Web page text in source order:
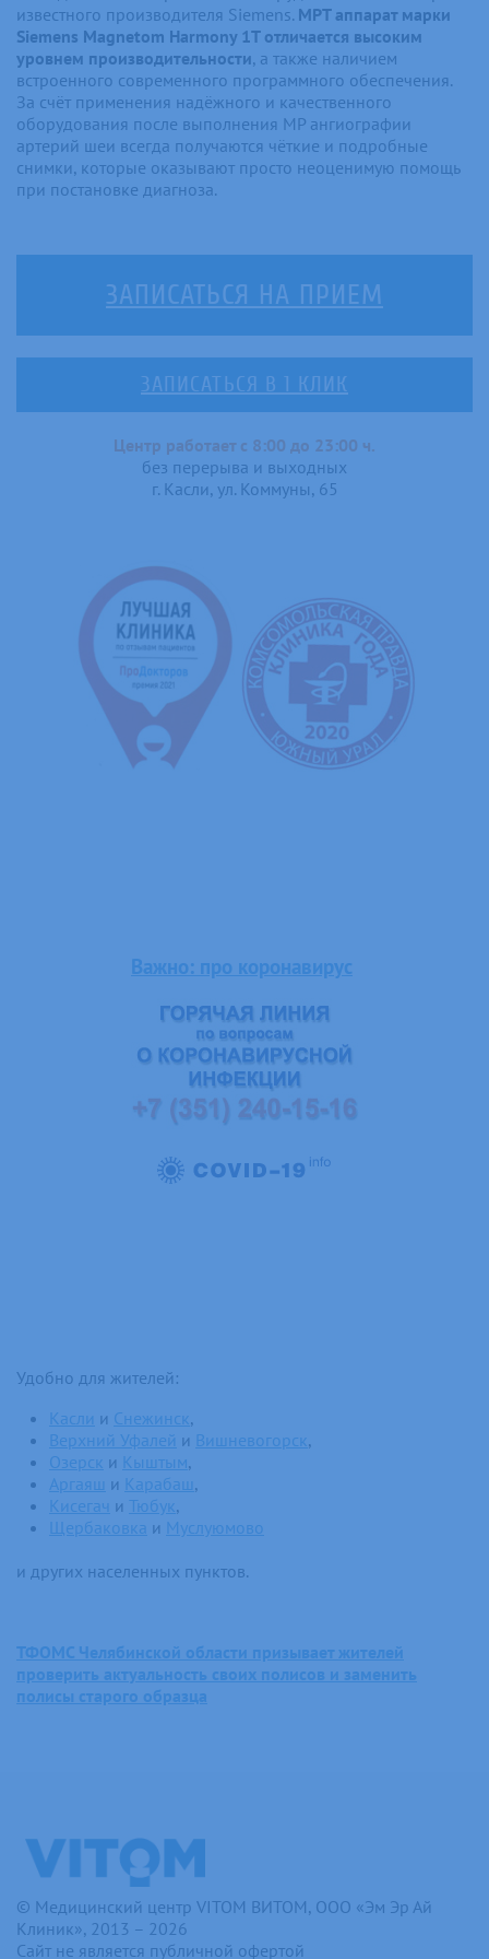
известного производителя Siemens. МРТ аппарат марки
Siemens Magnetom Harmony 1T отличается высоким
уровнем производительности, а также наличием
встроенного современного программного обеспечения.
За счёт применения надёжного и качественного
оборудования после выполнения МР ангиографии
артерий шеи всегда получаются чёткие и подробные
снимки, которые оказывают просто неоценимую помощь
при постановке диагноза.
ЗАПИСАТЬСЯ НА ПРИЕМ
ЗАПИСАТЬСЯ В 1 КЛИК
Центр работает с 8:00 до 23:00 ч.
без перерыва и выходных
г. Касли, ул. Коммуны, 65
Важно: про коронавирус
Удобно для жителей:
Касли и Снежинск,
Верхний Уфалей и Вишневогорск,
Озерск и Кыштым,
Аргаяш и Карабаш ,
Кисегач и Тюбук,
Щербаковка и Муслуюмово
и других населенных пунктов.
ТФОМС Челябинской области призывает жителей
проверить актуальность своих полисов и заменить
полисы старого образца
© Медицинский центр VITOM ВИТОМ, ООО «Эм Эр Ай
Клиник», 2013 – 2026
Сайт не является публичной офертой